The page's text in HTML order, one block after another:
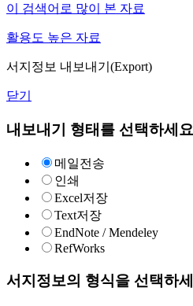
이 검색어로 많이 본 자료
활용도 높은 자료
서지정보 내보내기(Export)
닫기
내보내기 형태를 선택하세요
메일전송
인쇄
Excel저장
Text저장
EndNote / Mendeley
RefWorks
서지정보의 형식을 선택하